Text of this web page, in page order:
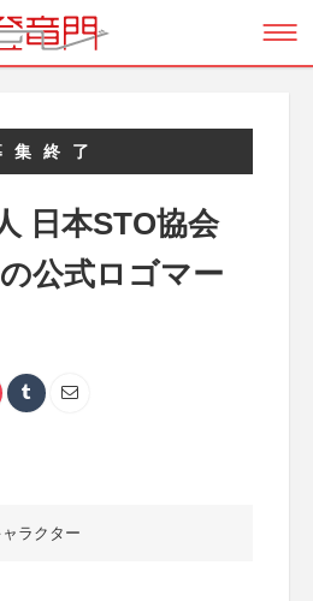
集終了
日本STO協会
の公式ロゴマー
ラクター